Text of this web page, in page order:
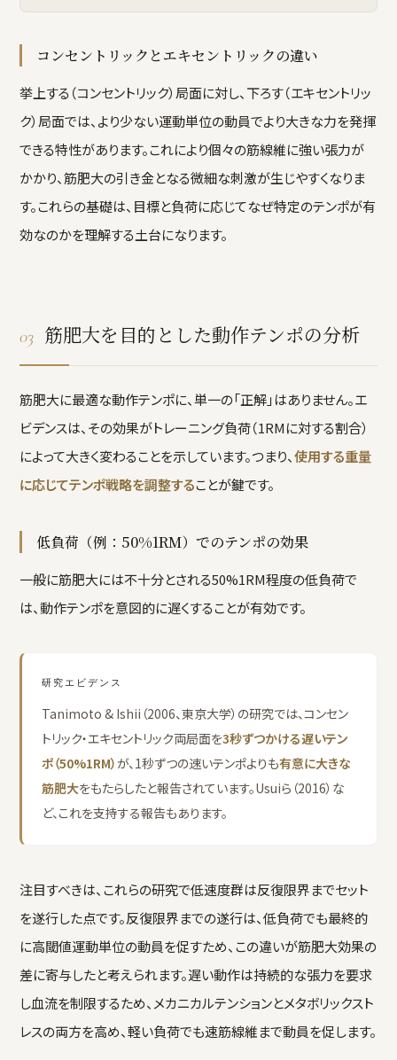
コンセントリックとエキセントリックの違い
挙上する（コンセントリック）局面に対し、下ろす（エキセントリッ
ク）局面では、より少ない運動単位の動員でより大きな力を発揮
できる特性があります。これにより個々の筋線維に強い張力が
かかり、筋肥大の引き金となる微細な刺激が生じやすくなりま
す。これらの基礎は、目標と負荷に応じてなぜ特定のテンポが有
効なのかを理解する土台になります。
03 筋肥大を目的とした動作テンポの分析
筋肥大に最適な動作テンポに、単一の「正解」はありません。エ
ビデンスは、その効果がトレーニング負荷（1RMに対する割合）
によって大きく変わることを示しています。つまり、使用する重量
に応じてテンポ戦略を調整することが鍵です。
低負荷（例：50%1RM）でのテンポの効果
一般に筋肥大には不十分とされる50%1RM程度の低負荷で
は、動作テンポを意図的に遅くすることが有効です。
研究エビデンス
Tanimoto & Ishii（2006、東京大学）の研究では、コンセン
トリック・エキセントリック両局面を3秒ずつかける遅いテン
ポ（50%1RM）が、1秒ずつの速いテンポよりも有意に大きな
筋肥大をもたらしたと報告されています。Usuiら（2016）な
ど、これを支持する報告もあります。
注目すべきは、これらの研究で低速度群は反復限界までセット
を遂行した点です。反復限界までの遂行は、低負荷でも最終的
に高閾値運動単位の動員を促すため、この違いが筋肥大効果の
差に寄与したと考えられます。遅い動作は持続的な張力を要求
し血流を制限するため、メカニカルテンションとメタボリックスト
レスの両方を高め、軽い負荷でも速筋線維まで動員を促します。